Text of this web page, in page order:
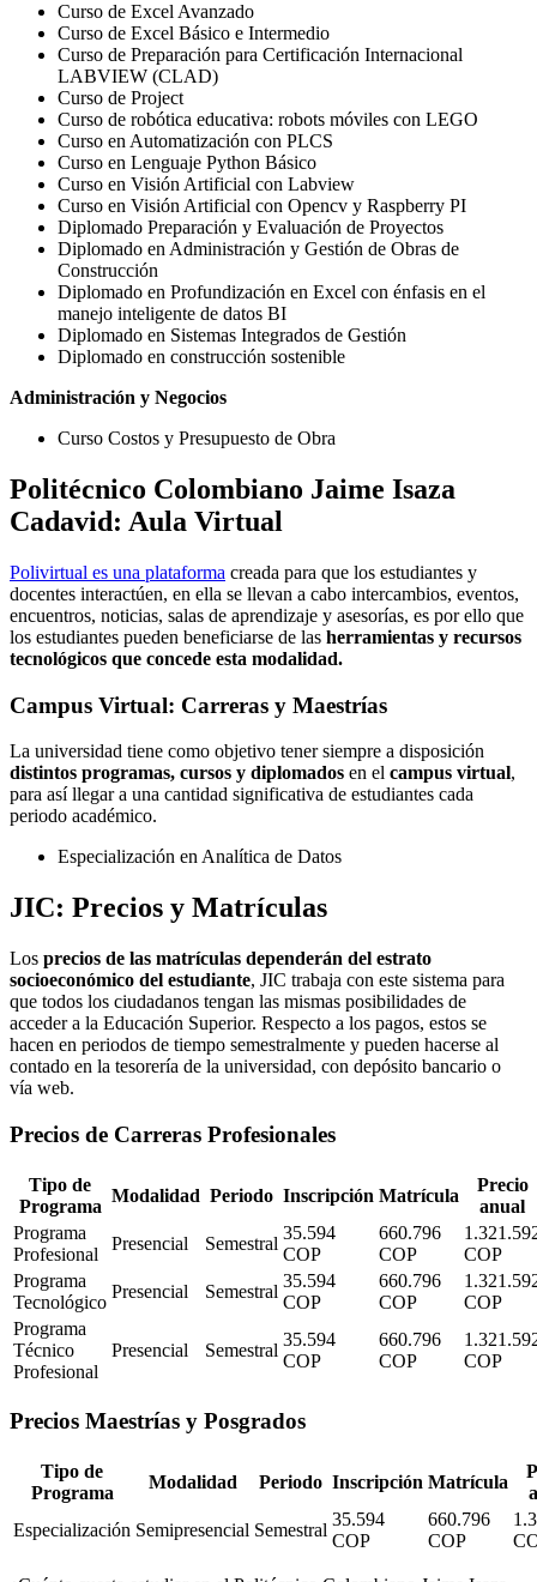
Curso de Excel Avanzado
Curso de Excel Básico e Intermedio
Curso de Preparación para Certificación Internacional
LABVIEW (CLAD)
Curso de Project
Curso de robótica educativa: robots móviles con LEGO
Curso en Automatización con PLCS
Curso en Lenguaje Python Básico
Curso en Visión Artificial con Labview
Curso en Visión Artificial con Opencv y Raspberry PI
Diplomado Preparación y Evaluación de Proyectos
Diplomado en Administración y Gestión de Obras de
Construcción
Diplomado en Profundización en Excel con énfasis en el
manejo inteligente de datos BI
Diplomado en Sistemas Integrados de Gestión
Diplomado en construcción sostenible
Administración y Negocios
Curso Costos y Presupuesto de Obra
Politécnico Colombiano Jaime Isaza
Cadavid: Aula Virtual
Polivirtual es una plataforma creada para que los estudiantes y
docentes interactúen, en ella se llevan a cabo intercambios, eventos,
encuentros, noticias, salas de aprendizaje y asesorías, es por ello que
los estudiantes pueden beneficiarse de las herramientas y recursos
tecnológicos que concede esta modalidad.
Campus Virtual: Carreras y Maestrías
La universidad tiene como objetivo tener siempre a disposición
distintos programas, cursos y diplomados en el campus virtual,
para así llegar a una cantidad significativa de estudiantes cada
periodo académico.
Especialización en Analítica de Datos
JIC: Precios y Matrículas
Los precios de las matrículas dependerán del estrato
socioeconómico del estudiante, JIC trabaja con este sistema para
que todos los ciudadanos tengan las mismas posibilidades de
acceder a la Educación Superior. Respecto a los pagos, estos se
hacen en periodos de tiempo semestralmente y pueden hacerse al
contado en la tesorería de la universidad, con depósito bancario o
vía web.
Precios de Carreras Profesionales
Tipo de
Programa
Modalidad Periodo Inscripción Matrícula
Precio
anual
Programa
Profesional
Presencial Semestral
35.594
COP
660.796
COP
COP
Programa
Tecnológico
Presencial Semestral
35.594
COP
660.796
COP
COP
Programa
Técnico
Profesional
Presencial Semestral
35.594
COP
660.796
COP
COP
Precios Maestrías y Posgrados
Tipo de
Programa
Modalidad Periodo Inscripción Matrícula
Especialización Semipresencial Semestral
35.594
COP
660.796
COP